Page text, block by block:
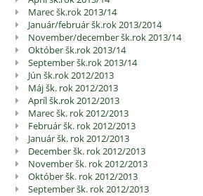
Marec šk.rok 2013/14
Január/február šk.rok 2013/2014
November/december šk.rok 2013/14
Október šk.rok 2013/14
September šk.rok 2013/14
Jún šk.rok 2012/2013
Máj šk. rok 2012/2013
Apríl šk.rok 2012/2013
Marec šk. rok 2012/2013
Február šk. rok 2012/2013
Január šk. rok 2012/2013
December šk. rok 2012/2013
November šk. rok 2012/2013
Október šk. rok 2012/2013
September šk. rok 2012/2013